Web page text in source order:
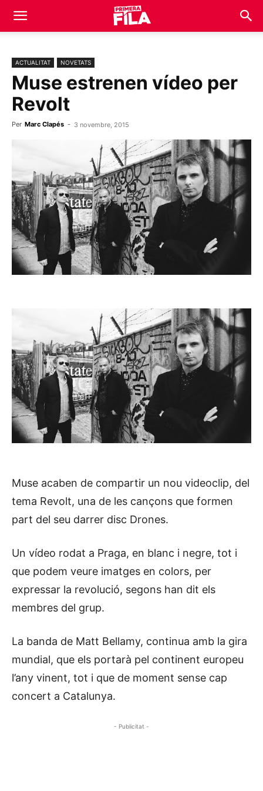
ACTUALITAT NOVETATS
Muse estrenen vídeo per
Revolt
Per Marc Clapés - 3 novembre, 2015
Muse acaben de compartir un nou videoclip, del
tema Revolt, una de les cançons que formen
part del seu darrer disc Drones.
Un vídeo rodat a Praga, en blanc i negre, tot i
que podem veure imatges en colors, per
expressar la revolució, segons han dit els
membres del grup.
La banda de Matt Bellamy, continua amb la gira
mundial, que els portarà pel continent europeu
l’any vinent, tot i que de moment sense cap
concert a Catalunya.
- Publicitat -